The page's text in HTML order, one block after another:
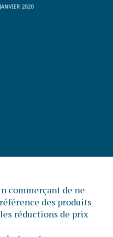
2020
commerçant de ne
des produits
réductions de prix